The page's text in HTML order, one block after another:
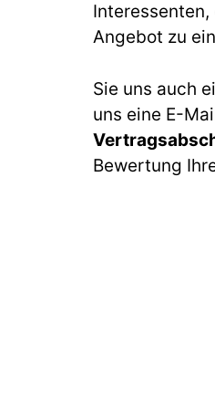
Angebot zu
Sie uns auch
uns eine E-
Bewertung